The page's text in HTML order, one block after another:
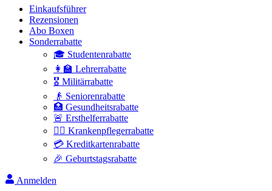
Einkaufsführer
Rezensionen
Abo Boxen
Sonderrabatte
🎓 Studentenrabatte
👩‍🏫 Lehrerrabatte
🎖️ Militärrabatte
👴 Seniorenrabatte
🏥 Gesundheitsrabatte
🚨 Ersthelferrabatte
👩‍⚕️ Krankenpflegerrabatte
💳 Kreditkartenrabatte
🎉 Geburtstagsrabatte
Anmelden